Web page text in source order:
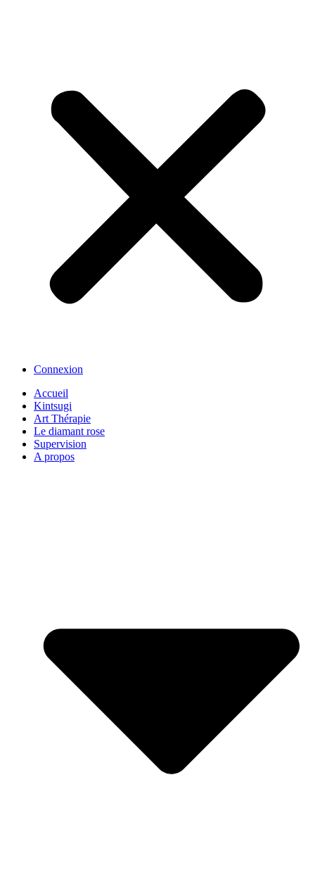
Connexion
Accueil
Kintsugi
Art Thérapie
Le diamant rose
Supervision
A propos